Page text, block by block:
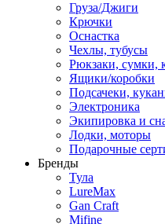
Груза/Джиги
Крючки
Оснастка
Чехлы, тубусы
Рюкзаки, сумки,
Ящики/коробки
Подсачеки,
Электроника
Экипировка и
Лодки, моторы
Подарочные
Бренды
Тула
LureMax
Gan Craft
Mifine